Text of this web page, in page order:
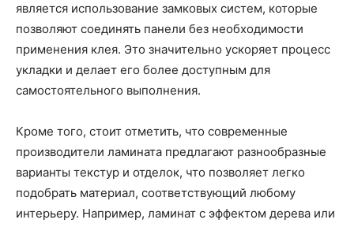
является использование замковых систем, которые
позволяют соединять панели без необходимости
применения клея. Это значительно ускоряет процесс
укладки и делает его более доступным для
самостоятельного выполнения.
Кроме того, стоит отметить, что современные
производители ламината предлагают разнообразные
варианты текстур и отделок, что позволяет легко
подобрать материал, соответствующий любому
интерьеру. Например, ламинат с эффектом дерева или